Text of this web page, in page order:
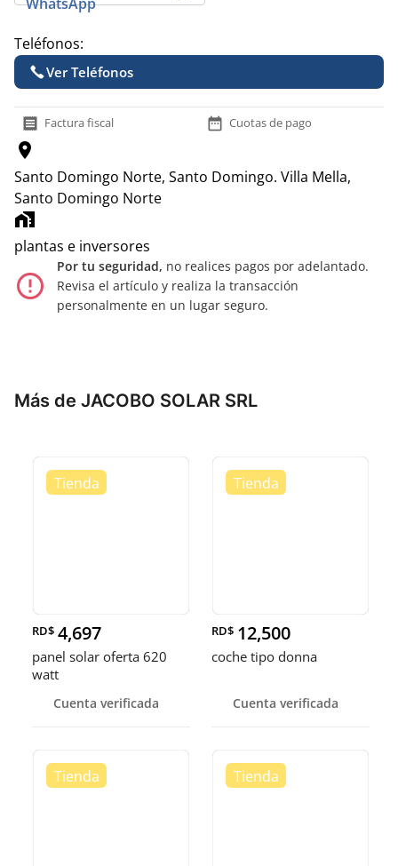
Teléfonos:
Ver Teléfonos
receipt Factura fiscal date_range Cuotas de pago
location_on
Santo Domingo Norte, Santo Domingo. Villa Mella,
Santo Domingo Norte
home_work
plantas e inversores
error_outline
Por tu seguridad, no realices pagos por adelantado.
Revisa el artículo y realiza la transacción
personalmente en un lugar seguro.
Más de JACOBO SOLAR SRL
RD$ 4,697
panel solar oferta 620
watt
Cuenta verificada
RD$ 12,500
coche tipo donna
Cuenta verificada